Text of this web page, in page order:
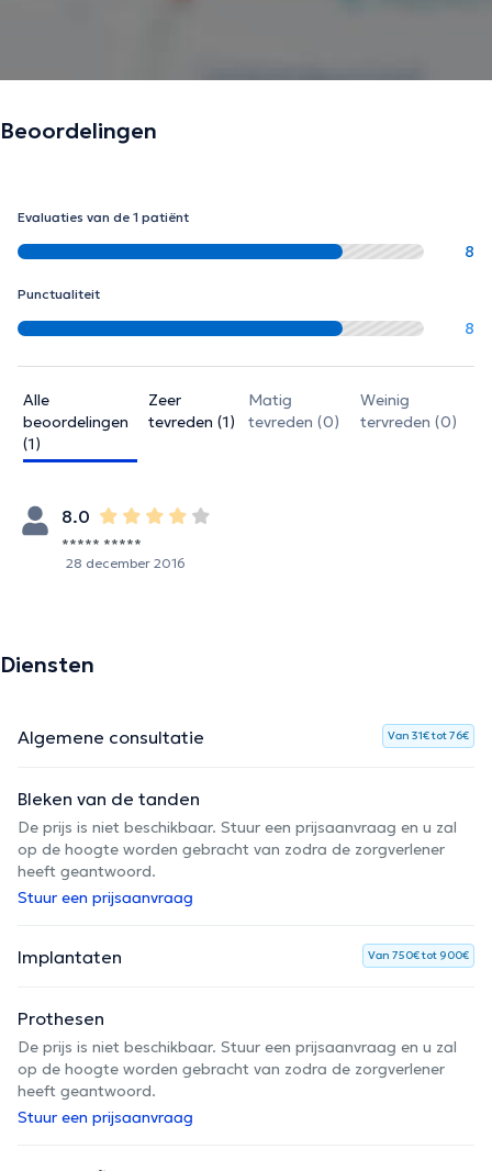
Beoordelingen
Evaluaties van de 1 patiënt
8
Punctualiteit
8
Alle
beoordelingen
(1)
Zeer
tevreden (1)
Matig
tevreden (0)
Weinig
tervreden (0)
8.0
***** *****
28 december 2016
Diensten
Algemene consultatie Van 31€ tot 76€
Bleken van de tanden
De prijs is niet beschikbaar. Stuur een prijsaanvraag en u zal
op de hoogte worden gebracht van zodra de zorgverlener
heeft geantwoord.
Stuur een prijsaanvraag
Implantaten Van 750€ tot 900€
Prothesen
De prijs is niet beschikbaar. Stuur een prijsaanvraag en u zal
op de hoogte worden gebracht van zodra de zorgverlener
heeft geantwoord.
Stuur een prijsaanvraag